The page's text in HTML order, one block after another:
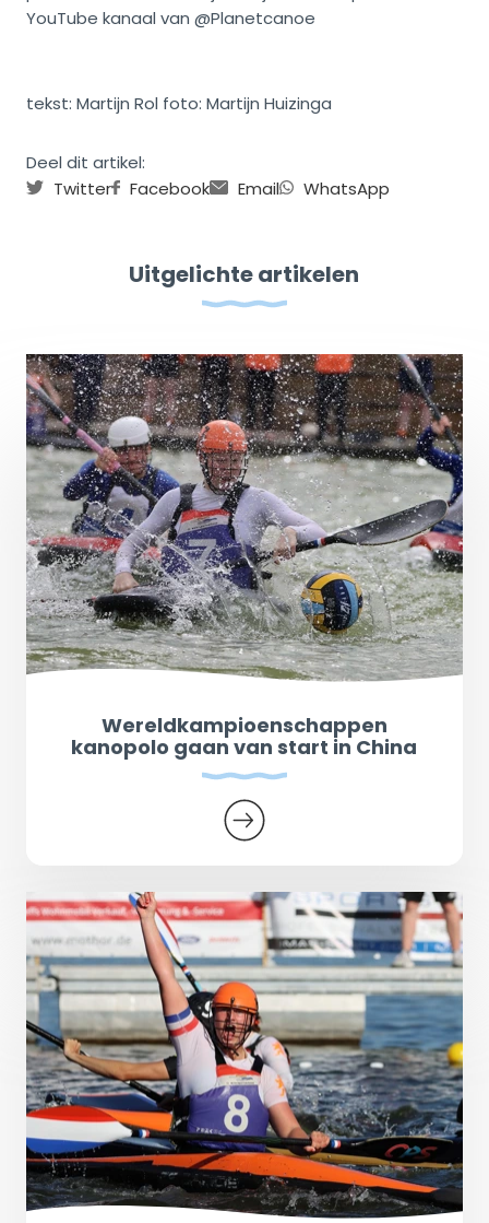
YouTube kanaal van @Planetcanoe
tekst: Martijn Rol foto: Martijn Huizinga
Deel dit artikel:
Twitter
Facebook Email WhatsApp
Uitgelichte artikelen
Wereldkampioenschappen
kanopolo gaan van start in China